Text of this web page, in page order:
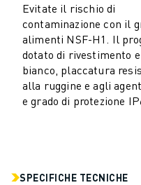
ELETTRONICA
FOOD & BEVERAGE
MEDICALE
PLASTICA
MAGAZZINAGGIO, LOGISTICA,
APPLICAZIONI
ASSEMBLAGGIO
Evitate il rischio di
contaminazione con il
alimenti NSF-H1. Il
dotato di rivestimento
bianco, placcatura
alla ruggine e agli
e grado di protezione
SPECIFICHE TECNICHE